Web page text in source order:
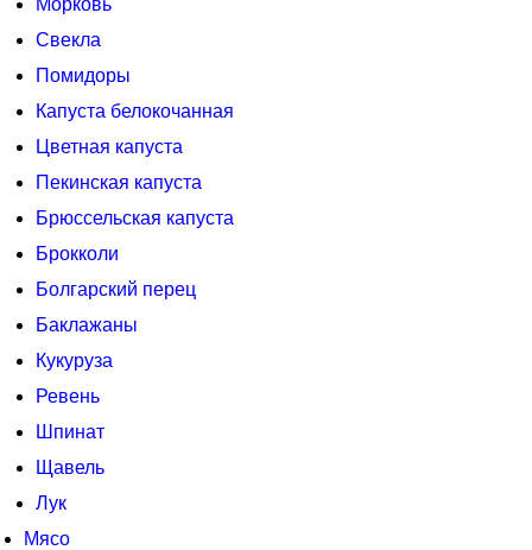
Свекла
Помидоры
Капуста белокочанная
Цветная капуста
Пекинская капуста
Брюссельская капуста
Брокколи
Болгарский перец
Баклажаны
Кукуруза
Ревень
Шпинат
Щавель
Лук
Мясо